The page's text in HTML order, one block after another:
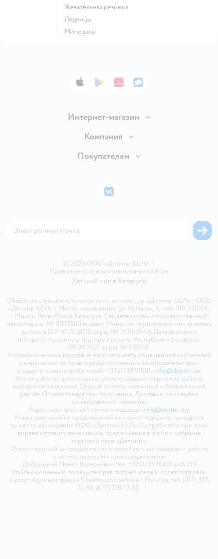
жевательная резинка
леденцы
Минералы
App StoreGoogle Play
AppGallery
RuStore
Интернет-магазин
Доставка и оплата
Правила продажи
Политика использования файлов cookie
Компания
Вакансии
Покупателям
Бонусные карты
© 2026 ООО «Детмир БЕЛ» •
Правовые условия пользования сайтом
Детский мир в Беларуси
Общество с ограниченной ответственностью «Детмир БЕЛ» ( ООО
«Детмир БЕЛ» ). Место нахождения: ул. Кульман, 3, пом. 319, 220100,
г. Минск, Республика Беларусь. Свидетельство о государственной
регистрации № 0072500 выдано Минским горисполкомом, внесена
запись в ЕГР 01.10.2018 за рег.№ 193143448. Дата внесения
интернет-магазина в Торговый реестр Республики Беларусь:
09.09.2021 за рег.№ 518552.
Уполномоченный продавца рассматривать обращения покупателей
о нарушении их прав, предусмотренных законодательством
о защите прав потребителей: +375173970001, info@detmir.by.
Режим работы: заказ круглосуточно, выдача по режиму работы
выбранного магазина. Способ оплаты: наличный и безналичный
расчёт. Оплата товара при получении. Доставка: самовывоз
из выбранного магазина.
Адрес электронной почты продавца: info@detmir.by
Книга замечаний и предложений интернет-магазина находится
по месту нахождения ООО «Детмир БЕЛ». Потребитель при этом
вправе оставить замечания и предложения в любом магазине
торговой сети «Детмир».
Ответственный за продвижение отечественных товаров и работе
с отечественными производителями
Добрицкий Павел Валерьевич тел. +375173970001 доб.213
Уполномоченный по защите прав потребителей: отдел торговли
и услуг Администрация Советского района г. Минска, тел. (017) 377-
13-93, (017) 318-13-33.
ВКонтакте